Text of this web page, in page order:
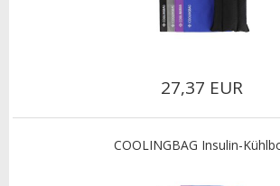
27,37 EUR
COOLINGBAG Insulin-